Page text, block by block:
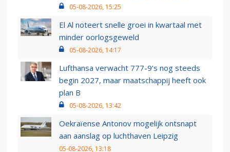
05-08-2026, 15:25
El Al noteert snelle groei in kwartaal met
minder oorlogsgeweld
05-08-2026, 14:17
Lufthansa verwacht 777-9’s nog steeds
begin 2027, maar maatschappij heeft ook
plan B
05-08-2026, 13:42
Oekraïense Antonov mogelijk ontsnapt
aan aanslag op luchthaven Leipzig
05-08-2026, 13:18